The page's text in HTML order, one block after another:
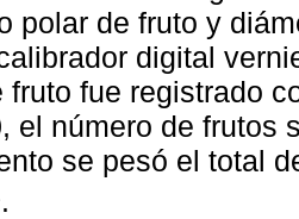
polar de fruto y
digital
fruto fue registrado
el número de frutos
se pesó el total
.